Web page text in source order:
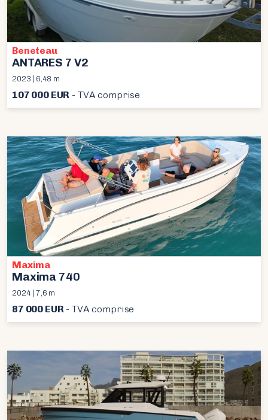
Beneteau
ANTARES 7 V2
2023 | 6,48 m
107 000 EUR - TVA comprise
Maxima
Maxima 740
2024 | 7,6 m
87 000 EUR- TVA comprise